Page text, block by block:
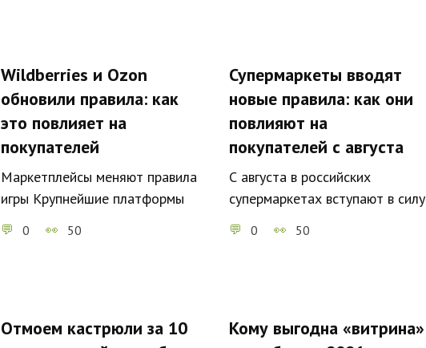
Wildberries и Ozon
обновили правила: как
это повлияет на
покупателей
Маркетплейсы меняют правила
игры Крупнейшие платформы
0 50
Супермаркеты вводят
новые правила: как они
повлияют на
покупателей с августа
С августа в российских
супермаркетах вступают в силу
0 50
Отмоем кастрюли за 10
Кому выгодна «витрина»